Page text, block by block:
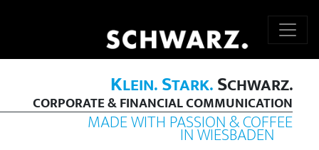
KLEIN.STARK.SCHWARZ.
CORPORATE & FINANCIAL COMMUNICATION
MADE WITH PASSION & COFFEE
IN WIESBADEN